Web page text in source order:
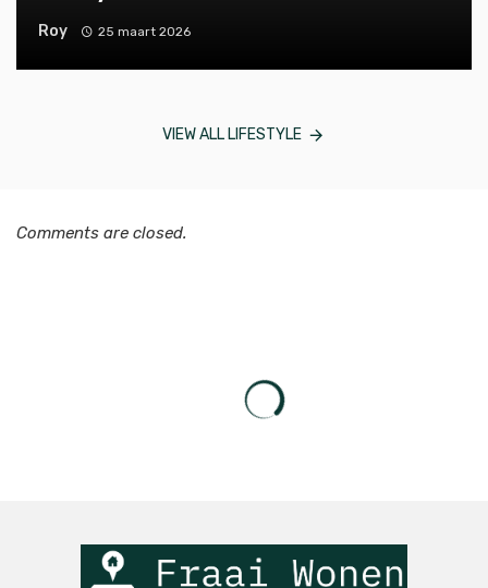
Roy 25 maart 2026
VIEW ALL LIFESTYLE
Comments are closed.